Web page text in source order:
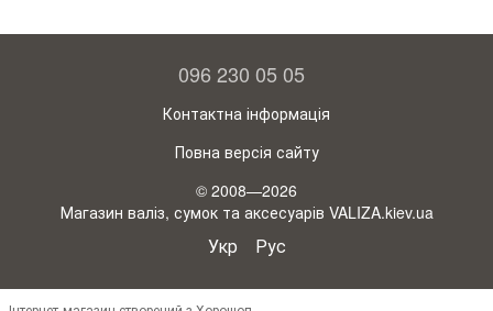
096 230 05 05
Контактна інформація
Повна версія сайту
© 2008—2026
Магазин валіз, сумок та аксесуарів VALIZA.kiev.ua
Укр Рус